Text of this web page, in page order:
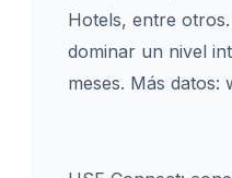
Hotels, entre
dominar un nivel
meses. Más datos: